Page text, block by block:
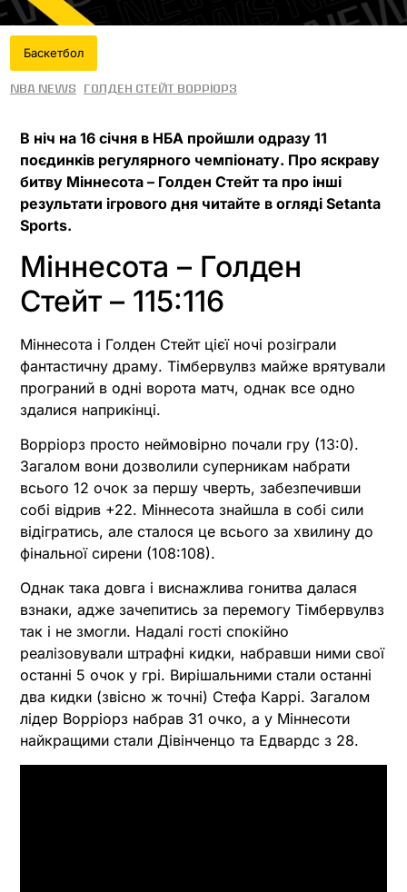
Баскетбол
NBA News Голден Стейт Ворріорз
В ніч на 16 січня в НБА пройшли одразу 11
поєдинків регулярного чемпіонату. Про яскраву
битву Міннесота – Голден Стейт та про інші
результати ігрового дня читайте в огляді Setanta
Sports.
Міннесота – Голден
Стейт – 115:116
Міннесота і Голден Стейт цієї ночі розіграли
фантастичну драму. Тімбервулвз майже врятували
програний в одні ворота матч, однак все одно
здалися наприкінці.
Ворріорз просто неймовірно почали гру (13:0).
Загалом вони дозволили суперникам набрати
всього 12 очок за першу чверть, забезпечивши
собі відрив +22. Міннесота знайшла в собі сили
відігратись, але сталося це всього за хвилину до
фінальної сирени (108:108).
Однак така довга і виснажлива гонитва далася
взнаки, адже зачепитись за перемогу Тімбервулвз
так і не змогли. Надалі гості спокійно
реалізовували штрафні кидки, набравши ними свої
останні 5 очок у грі. Вирішальними стали останні
два кидки (звісно ж точні) Стефа Каррі. Загалом
лідер Ворріорз набрав 31 очко, а у Міннесоти
найкращими стали Дівінченцо та Едвардс з 28.